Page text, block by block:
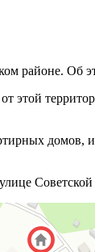
районе. Об